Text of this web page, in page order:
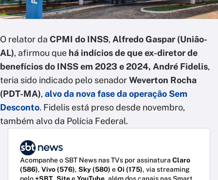
O relator da CPMI do INSS, Alfredo Gaspar (União-
AL), afirmou que há indícios de que ex-diretor de
benefícios do INSS em 2023 e 2024, André Fidelis,
teria sido indicado pelo senadorWeverton Rocha
(PDT-MA), alvo da nova fase da operação Sem
Desconto. Fidelis está preso desde novembro,
também alvo da Polícia Federal.
Acompanhe o SBT News nas TVs por assinatura Claro
(586), Vivo (576), Sky (580) eOi (175), via streaming